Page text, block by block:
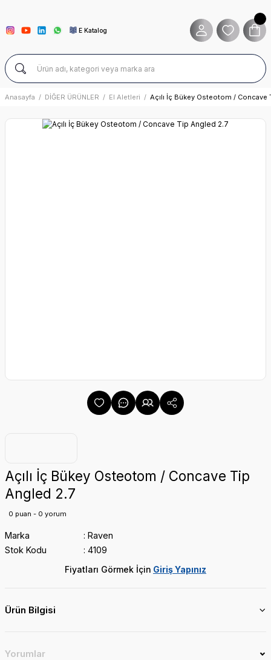
E Katalog
Anasayfa DİĞER ÜRÜNLER El Aletleri Açılı İç Bükey Osteotom / Concave
Açılı İç Bükey Osteotom / Concave Tip
Angled 2.7
0 puan - 0 yorum
Marka
Raven
Stok Kodu
4109
Fiyatları Görmek İçin Giriş Yapınız
Ürün Bilgisi
Yorumlar